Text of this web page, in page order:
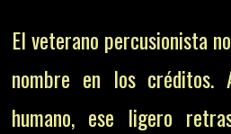
El veterano percusionista
nombre en los créditos.
humano, ese ligero